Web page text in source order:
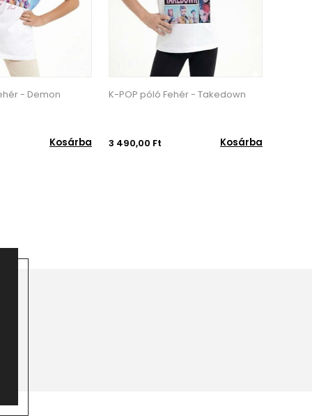
- Demon
Kosárba
K-POP póló Fehér - Takedown
3 490,00 Ft Kosárba